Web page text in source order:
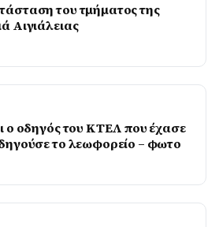
του τμήματος της
Αιγιάλειας
ο οδηγός του ΚΤΕΛ που έχασε
το λεωφορείο – φωτο